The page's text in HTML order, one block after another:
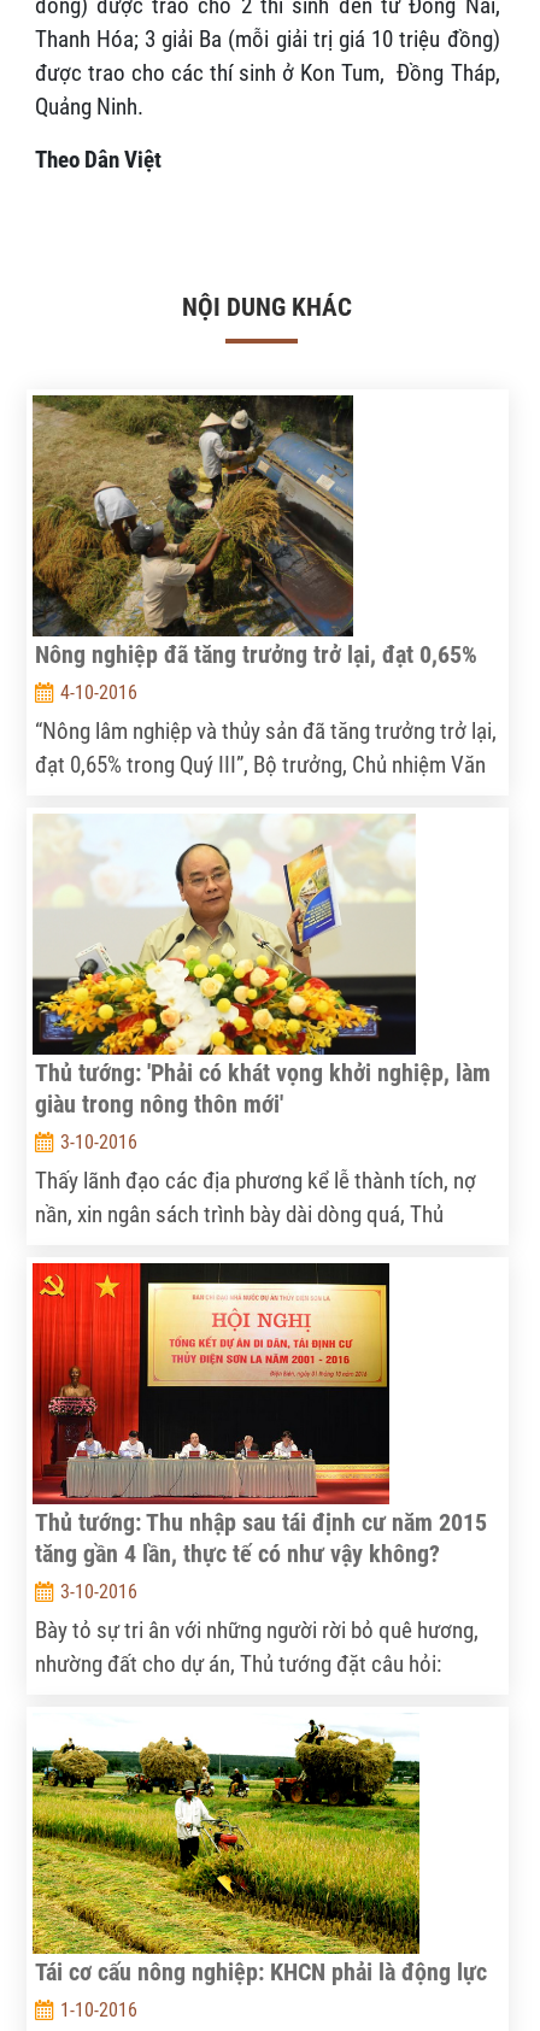
Thanh Hóa; 3 giải Ba (mỗi giải trị giá 10 triệu đồng)
được trao cho các thí sinh ở Kon Tum, Đồng Tháp,
Quảng Ninh.
Theo Dân Việt
NỘI DUNG KHÁC
Nông nghiệp đã tăng trưởng trở lại, đạt 0,65%
4-10-2016
“Nông lâm nghiệp và thủy sản đã tăng trưởng trở lại,
đạt 0,65% trong Quý III”, Bộ trưởng, Chủ nhiệm Văn
trong cuộc họp báo Chính phủ thường kỳ tháng 9
chiều nay (4/10).
Thủ tướng: 'Phải có khát vọng khởi nghiệp, làm
giàu trong nông thôn mới'
3-10-2016
Thấy lãnh đạo các địa phương kể lễ thành tích, nợ
nần, xin ngân sách trình bày dài dòng quá, Thủ
nói gọn thôi. Bản chất của NTM là nâng cao đời
sống vật chất tinh thần cho người dân chứ không
phải các công trình xây dựng, không phải là nợ nần
xây dựng cơ bản đâu?”.
Thủ tướng: Thu nhập sau tái định cư năm 2015
tăng gần 4 lần, thực tế có như vậy không?
3-10-2016
Bày tỏ sự tri ân với những người rời bỏ quê hương,
nhường đất cho dự án, Thủ tướng đặt câu hỏi:
nhập sau tái định cư năm 2015 tăng gần 4 lần so với
năm 2005 tại nơi ở cũ thì thực tế có như vậy không
hay chỉ một bộ phận thôi?”
Tái cơ cấu nông nghiệp: KHCN phải là động lực
1-10-2016